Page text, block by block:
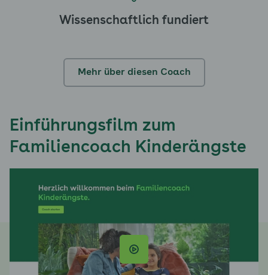
Wissenschaftlich fundiert
Mehr über diesen Coach
Einführungsfilm zum
Familiencoach Kinderängste